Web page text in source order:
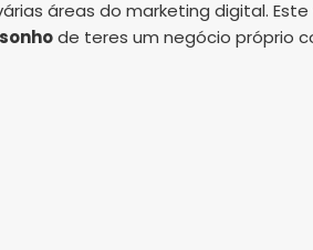
áreas do marketing digital.
de teres um negócio próprio